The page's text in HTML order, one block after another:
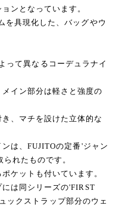
ンとなっています。
を具現化した、バッグやウ
って異なるコーデュラナイ
イン部分は軽さと強度の
、マチを設けた立体的な
は、FUJITOの定番'ジャン
れたものです。
ケットも付いています。
は同シリーズの'FIRST
ックストラップ部分のウェ